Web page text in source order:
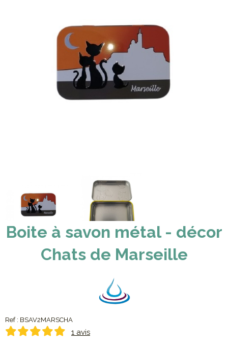
Boite à savon métal - décor
Chats de Marseille
Ref : BSAV2MARSCHA
1 avis